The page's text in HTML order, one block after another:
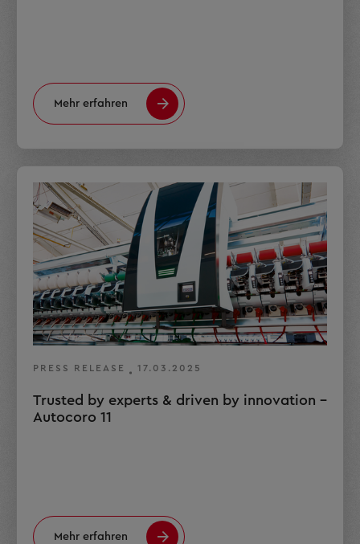
Mehr erfahren
PRESS RELEASE 17.03.2025
Trusted by experts & driven by innovation –
Autocoro 11
Mehr erfahren